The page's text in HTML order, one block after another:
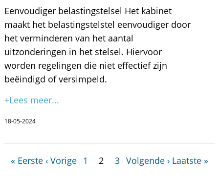
Eenvoudiger belastingstelsel Het kabinet
maakt het belastingstelstel eenvoudiger door
het verminderen van het aantal
uitzonderingen in het stelsel. Hiervoor
worden regelingen die niet effectief zijn
beëindigd of versimpeld.
+Lees meer...
18-05-2024
« Eerste ‹ Vorige 1 2 3 Volgende › Laatste »